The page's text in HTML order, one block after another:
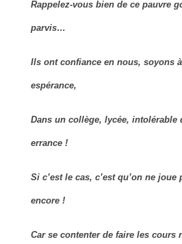
Rappelez-vous bien de ce pauvre
parvis…
Ils ont confiance en nous, soyons
espérance,
Dans un collège, lycée, intolérable
errance !
Si c’est le cas, c’est qu’on ne joue
encore !
Car se contenter de faire les cours